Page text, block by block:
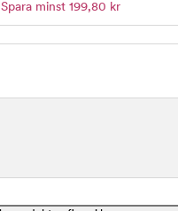
Spara minst 199,80 kr